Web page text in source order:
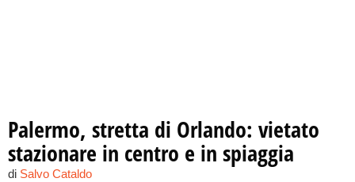
Palermo, stretta di Orlando: vietato
stazionare in centro e in spiaggia
di Salvo Cataldo